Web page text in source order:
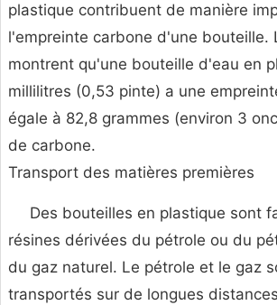
plastique contribuent de manière
l'empreinte carbone d'une bouteille.
montrent qu'une bouteille d'eau en
millilitres (0,53 pinte) a une
égale à 82,8 grammes (environ 3
de carbone.
Transport des matières premières
Des bouteilles en plastique sont
résines dérivées du pétrole ou du
du gaz naturel. Le pétrole et le gaz
transportés sur de longues